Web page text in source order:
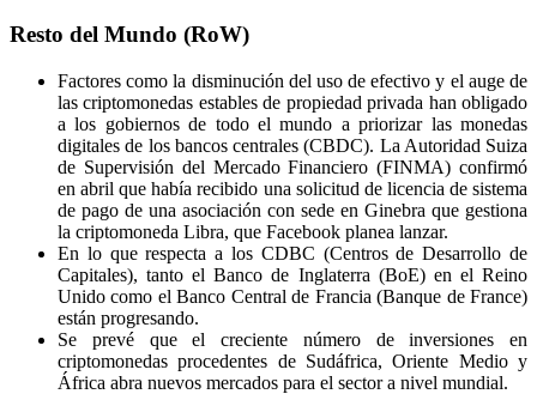
Resto del Mundo (RoW)
Factores como la disminución del uso de efectivo y el auge de
las criptomonedas estables de propiedad privada han obligado
a los gobiernos de todo el mundo a priorizar las monedas
digitales de los bancos centrales (CBDC). La Autoridad Suiza
de Supervisión del Mercado Financiero (FINMA) confirmó
en abril que había recibido una solicitud de licencia de sistema
de pago de una asociación con sede en Ginebra que gestiona
la criptomoneda Libra, que Facebook planea lanzar.
En lo que respecta a los CDBC (Centros de Desarrollo de
Capitales), tanto el Banco de Inglaterra (BoE) en el Reino
Unido como el Banco Central de Francia (Banque de France)
están progresando.
Se prevé que el creciente número de inversiones en
criptomonedas procedentes de Sudáfrica, Oriente Medio y
África abra nuevos mercados para el sector a nivel mundial.